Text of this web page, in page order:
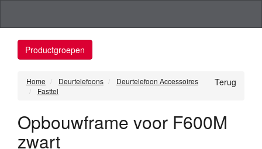
Productgroepen
Terug
Home Deurtelefoons
Deurtelefoon Accessoires
Fasttel
Opbouwframe voor F600M
zwart